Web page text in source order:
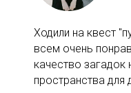
Ходили на квест
всем очень
качество
пространства для